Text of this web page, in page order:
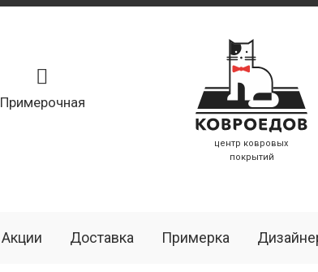
Примерочная
центр ковровых
покрытий
Акции Доставка Примерка